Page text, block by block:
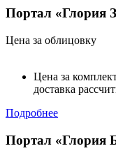
Портал «Глория
Цена за облицовку
Цена за
доставка
Подробнее
Портал «Глория